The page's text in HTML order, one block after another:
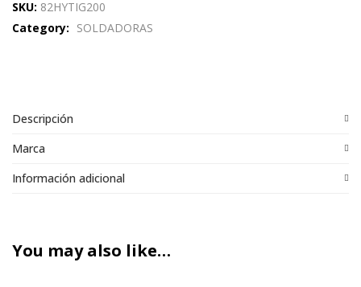
SKU: 82HYTIG200
Category: SOLDADORAS
Descripción
Marca
Información adicional
You may also like…